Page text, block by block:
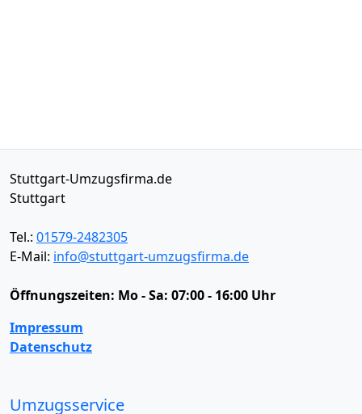
Stuttgart-Umzugsfirma.de
Stuttgart
Tel.: 01579-2482305
E-Mail: info@stuttgart-umzugsfirma.de
Öffnungszeiten: Mo - Sa: 07:00 - 16:00 Uhr
Impressum
Datenschutz
Umzugsservice